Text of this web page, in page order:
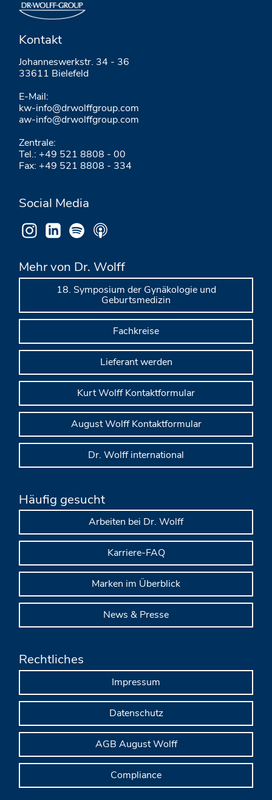
Kontakt
Johanneswerkstr. 34 - 36
33611 Bielefeld
E-Mail:
kw-info@drwolffgroup.com
aw-info@drwolffgroup.com
Zentrale:
Tel.: +49 521 8808 - 00
Fax: +49 521 8808 - 334
Social Media
Mehr von Dr. Wolff
18. Symposium der Gynäkologie und
Geburtsmedizin
Fachkreise
Lieferant werden
Kurt Wolff Kontaktformular
August Wolff Kontaktformular
Dr. Wolff international
Häufig gesucht
Arbeiten bei Dr. Wolff
Karriere-FAQ
Marken im Überblick
News & Presse
Rechtliches
Impressum
Datenschutz
AGB August Wolff
Compliance